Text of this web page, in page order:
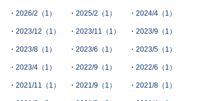
2026/2（1） 2025/2（1） 2024/4（1）
2023/12（1） 2023/11（1） 2023/9（1）
2023/8（1） 2023/6（1） 2023/5（1）
2023/4（1） 2022/9（1） 2022/6（1）
2021/11（1） 2021/9（1） 2021/8（1）